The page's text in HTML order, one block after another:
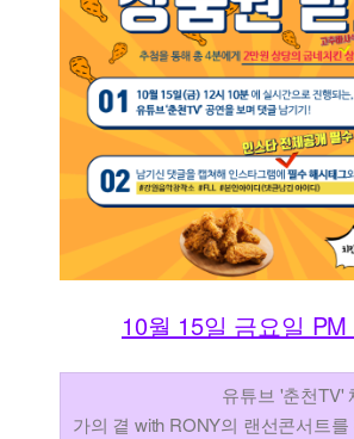
10월 15일 금요일
유튜브 '춘천TV' 채널
가의 곁 with RONY의 랜선콘서트를